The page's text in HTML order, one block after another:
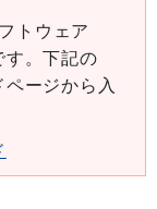
トウェア
す。下記の
ージから入